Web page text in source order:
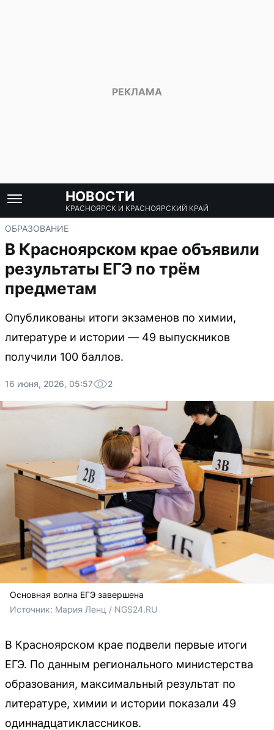
НОВОСТИ
КРАСНОЯРСК И КРАСНОЯРСКИЙ КРАЙ
ОБРАЗОВАНИЕ
В Красноярском крае объявили
результаты ЕГЭ по трём
предметам
Опубликованы итоги экзаменов по химии,
литературе и истории — 49 выпускников
получили 100 баллов.
16 июня, 2026, 05:57 2
Основная волна ЕГЭ завершена
Источник: Мария Ленц / NGS24.RU
В Красноярском крае подвели первые итоги
ЕГЭ. По данным регионального министерства
образования, максимальный результат по
литературе, химии и истории показали 49
одиннадцатиклассников.